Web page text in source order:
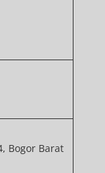
Bogor Barat